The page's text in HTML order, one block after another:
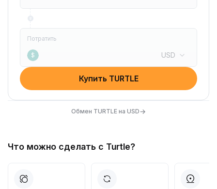
Потратить
$ USD
Купить TURTLE
Обмен TURTLE на USD→
Что можно сделать с Turtle?